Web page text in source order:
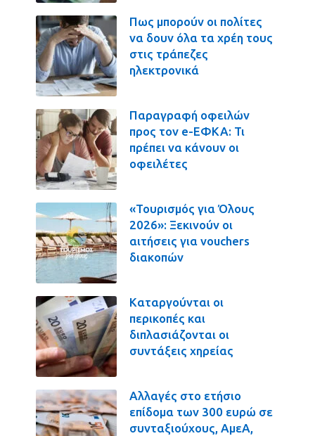
Πως μπορούν οι πολίτες
να δουν όλα τα χρέη τους
στις τράπεζες
ηλεκτρονικά
Παραγραφή οφειλών
προς τον e-ΕΦΚΑ: Τι
πρέπει να κάνουν οι
οφειλέτες
«Τουρισμός για Όλους
2026»: Ξεκινούν οι
αιτήσεις για vouchers
διακοπών
Καταργούνται οι
περικοπές και
διπλασιάζονται οι
συντάξεις χηρείας
Αλλαγές στο ετήσιο
επίδομα των 300 ευρώ σε
συνταξιούχους, ΑμεΑ,